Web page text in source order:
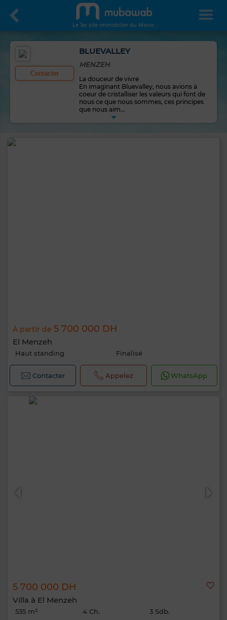
Le 1er site immobilier du Maroc
Contacter
BLUEVALLEY
MENZEH
La douceur de vivre
En imaginant Bluevalley, nous avions à
coeur de cristalliser les valeurs qui font de
nous ce que nous sommes, ces principes
que nous aim...
À partir de 5 700 000 DH
El Menzeh
Haut standing Finalisé
Contacter Appelez WhatsApp
5 700 000 DH
Villa à El Menzeh
535 m² 4 Ch. 3 Sdb.